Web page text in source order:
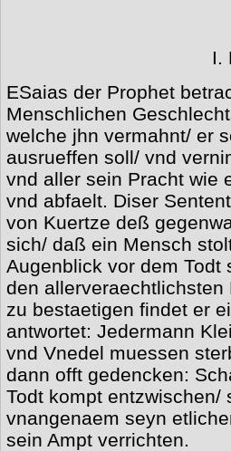
I.
ESaias der Prophet
Menschlichen
welche jhn vermahnt/ er
ausrueffen soll/ vnd
vnd aller sein Pracht wie
vnd abfaelt. Diser
von Kuertze deß
sich/ daß ein Mensch
Augenblick vor dem
den
zu bestaetigen findet er
antwortet: Jedermann
vnd Vnedel muessen
dann offt gedencken:
Todt kompt entzwischen/
vnangenaem seyn
sein Ampt verrichten.